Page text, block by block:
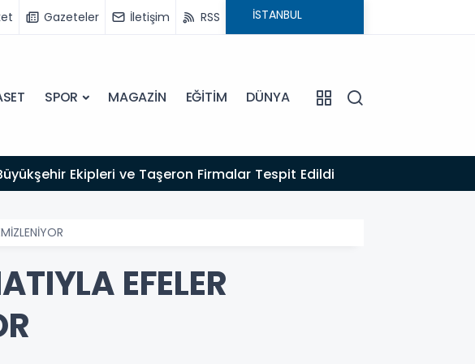
Gazeteler İletişim RSS
SPOR MAGAZİN EĞİTİM DÜNYA
Ekipleri ve Taşeron Firmalar Tespit Edildi
EFELER